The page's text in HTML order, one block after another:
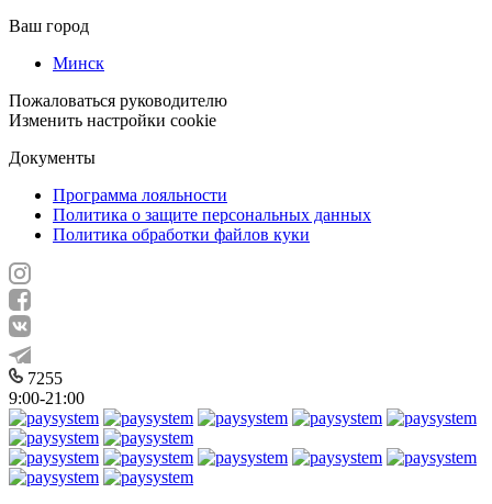
Ваш город
Минск
Пожаловаться руководителю
Изменить настройки cookie
Документы
Программа лояльности
Политика о защите персональных данных
Политика обработки файлов куки
7255
9:00-21:00